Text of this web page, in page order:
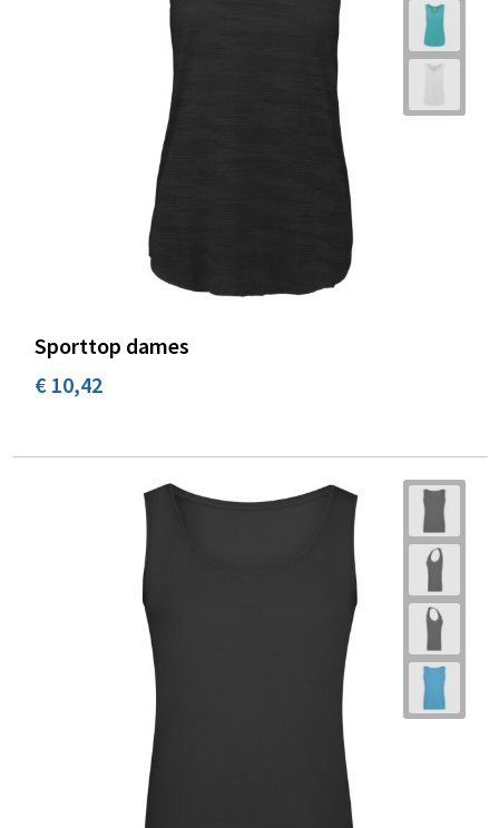
Sporttop dames
€ 10,42